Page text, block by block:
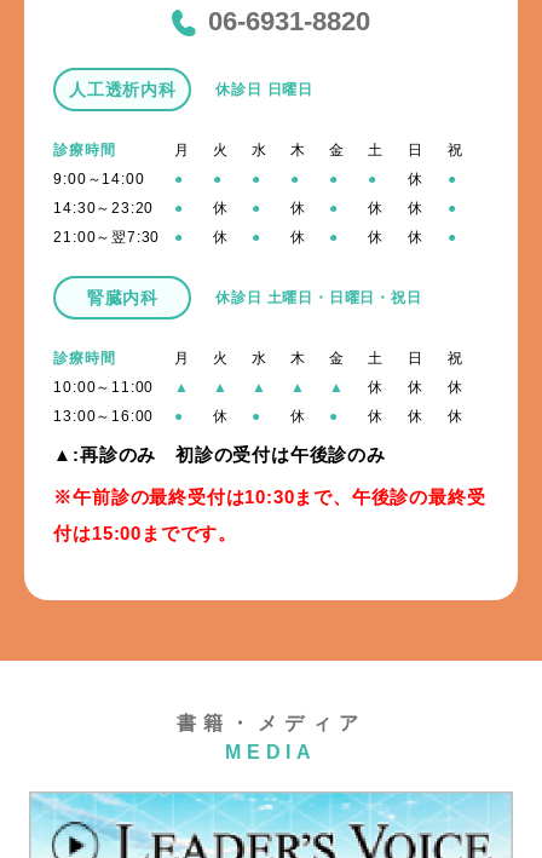
06-6931-8820
人工透析内科 休診日 日曜日
診療時間 月 火 水 木 金 土 日
祝
9:00～14:00
● ● ● ● ● ● 休
●
14:30～23:20
● 休 ● 休 ● 休 休
●
21:00～翌7:30
● 休 ● 休 ● 休 休 ●
腎臓内科 休診日 土曜日・日曜日・祝日
診療時間 月 火 水 木 金 土 日
祝
10:00～11:00
▲ ▲ ▲ ▲ ▲ 休 休
休
13:00～16:00
● 休 ● 休 ● 休 休 休
▲:再診のみ 初診の受付は午後診のみ
※午前診の最終受付は10:30まで、午後診の最終受
付は15:00までです。
書籍・メディア
MEDIA